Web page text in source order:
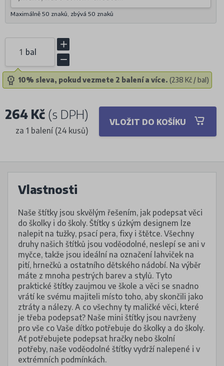
Maximálně 50 znaků, zbývá 50 znaků
bal
10% sleva, pokud vezmete 2 balení a více. (238 Kč / bal)
264 Kč (s DPH)
za 1 balení (24 kusů)
VLOŽIT DO KOŠÍKU
Vlastnosti
Naše štítky jsou skvělým řešením, jak podepsat věci
do školky i do školy. Štítky s úzkým designem lze
nalepit na tužky, psací pera, fixy i štětce. Všechny
druhy našich štítků jsou voděodolné, neslepí se ani v
myčce, takže jsou ideální na označení lahviček na
pití, hrnečků a ostatního dětského nádobí. Na výběr
máte z mnoha pestrých barev a stylů. Tyto
praktické štítky zaujmou ve škole a věci se snadno
vrátí ke svému majiteli místo toho, aby skončili jako
ztráty a nálezy. A co všechny ty maličké věci, které
je třeba podepsat? Naše mini štítky jsou navrženy
pro vše co Vaše dítko potřebuje do školky a do školy.
Ať potřebujete podepsat hračky nebo školní
potřeby, naše voděodolné štítky vydrží nalepené i v
extrémních podmínkách.